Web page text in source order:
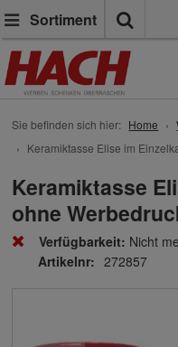
Sortiment
Sie befinden sich hier: Home
Keramiktasse Elise im
Keramiktasse
ohne
Verfügbarkeit: Nicht
Artikelnr: 272857